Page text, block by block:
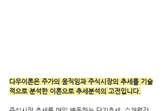
다우이론은 주가의 움직임과 주식시장의 추세를 기술
적으로 분석한 이론으로 추세분석의 고전입니다.